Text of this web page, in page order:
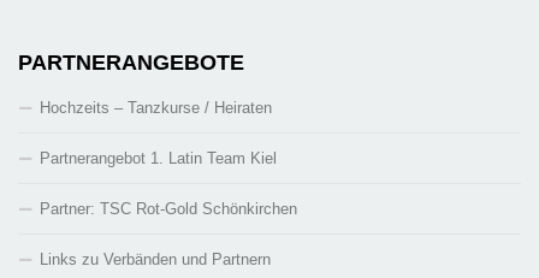
PARTNERANGEBOTE
Hochzeits – Tanzkurse / Heiraten
Partnerangebot 1. Latin Team Kiel
Partner: TSC Rot-Gold Schönkirchen
Links zu Verbänden und Partnern